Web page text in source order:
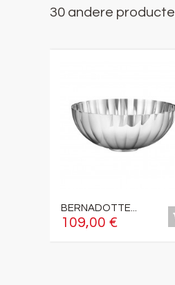
30 andere
BERNADOTTE...
109,00 €